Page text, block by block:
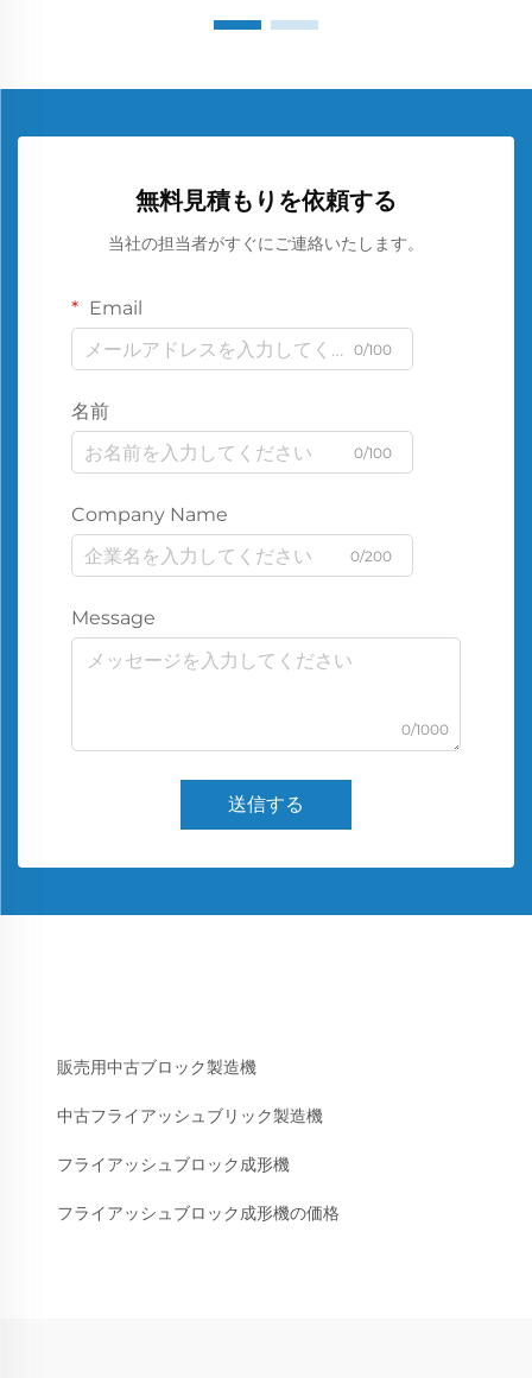
無料見積もりを依頼する
当社の担当者がすぐにご連絡いたします。
Email
0/100
名前
0/100
Company Name
0/200
Message
0/1000
送信する
販売用中古ブロック製造機
中古フライアッシュブリック製造機
フライアッシュブロック成形機
フライアッシュブロック成形機の価格